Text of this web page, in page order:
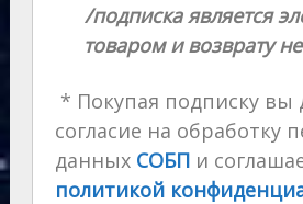
/подписка является
товаром и возврату
* Покупая подписку вы
согласие на обработку
данных СОБП и
политикой